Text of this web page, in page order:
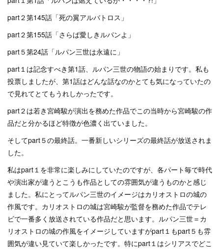
part２第145話「死の翼アルバトロス」
part２第155話「さらば愛しきルパンよ」
part５第24話「ルパン三世は永遠に」
part１は記念すべき第1話、ルパン三世の物語の始まりです。私も
投票しましたが、第1話はどんな話なのかとても気になっていたの
で見れてとてもうれしかったです。
part２は若き宮崎駿が演出を務めた作品でこの当時から宮崎駿の作
品だと分かるほど特徴が色濃く出ていました。
そしてpart５の最終話。一番新しいシリーズの最終話が放送されま
した。
私はpart１を非常に楽しみにしていたのですが、各パート毎で時代
や演出家が違うとこうも作品としての雰囲気が違うものかと感じ
ました。私にとってルパン三世のイメージはカリオストロの城の
作風です。カリオストロの城は宮崎駿が監督を務めた作品でテレ
ビで一番多く放送されている作品だと思います。ルパン三世＝カ
リオストロの城の作風をイメージしていますがpart１もpart５も雰
囲気が違い見ていて楽しかったです。特にpart１はシリアスでどこ